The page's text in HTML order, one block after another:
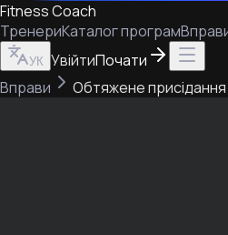
Fitness Coach
ТренериКаталог програм
УК УвійтиПочати
Вправи
Обтяжене присідання